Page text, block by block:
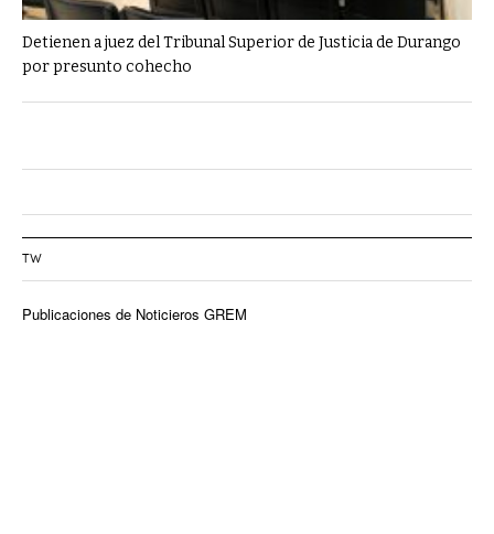
Detienen a juez del Tribunal Superior de Justicia de Durango
por presunto cohecho
TW
Publicaciones de Noticieros GREM